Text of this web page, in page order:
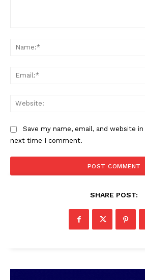
Save my name, email, and website
next time I comment.
SHARE POST: